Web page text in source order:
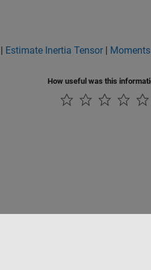
| Estimate Inertia Tensor |
How useful was this